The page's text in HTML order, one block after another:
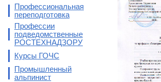
Профессиональная
переподготовка
Профессии
подведомственные
РОСТЕХНАДЗОРУ
Курсы ГОЧС
Промышленный
альпинист